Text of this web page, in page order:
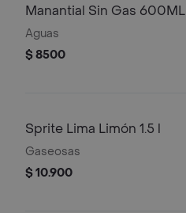
Manantial Sin Gas 600ML
Aguas
$ 8500
Sprite Lima Limón 1.5 l
Gaseosas
$ 10.900